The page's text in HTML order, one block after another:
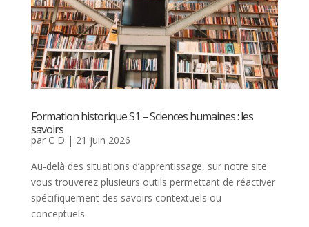
Formation historique S1 – Sciences humaines : les
savoirs
par C D | 21 juin 2026
Au-delà des situations d’apprentissage, sur notre site
vous trouverez plusieurs outils permettant de réactiver
spécifiquement des savoirs contextuels ou
conceptuels.